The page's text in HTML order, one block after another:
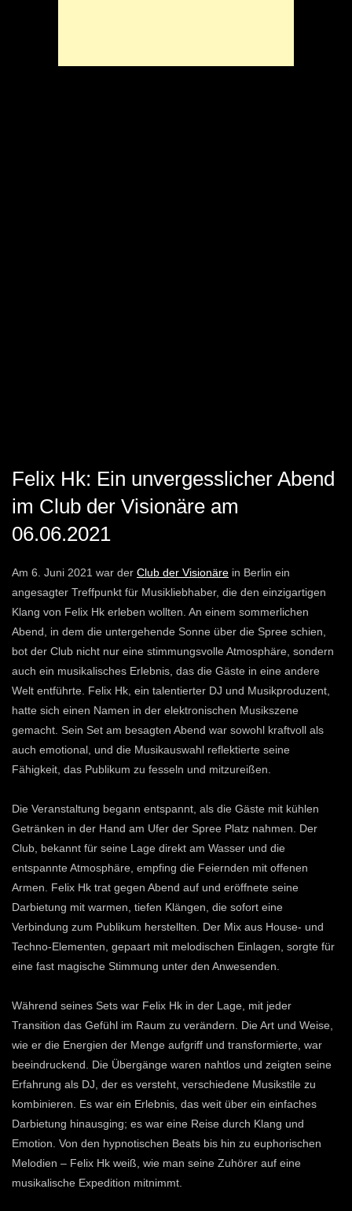
Felix Hk: Ein unvergesslicher Abend
im Club der Visionäre am
06.06.2021
Am 6. Juni 2021 war der Club der Visionäre in Berlin ein
angesagter Treffpunkt für Musikliebhaber, die den einzigartigen
Klang von Felix Hk erleben wollten. An einem sommerlichen
Abend, in dem die untergehende Sonne über die Spree schien,
bot der Club nicht nur eine stimmungsvolle Atmosphäre, sondern
auch ein musikalisches Erlebnis, das die Gäste in eine andere
Welt entführte. Felix Hk, ein talentierter DJ und Musikproduzent,
hatte sich einen Namen in der elektronischen Musikszene
gemacht. Sein Set am besagten Abend war sowohl kraftvoll als
auch emotional, und die Musikauswahl reflektierte seine
Fähigkeit, das Publikum zu fesseln und mitzureißen.
Die Veranstaltung begann entspannt, als die Gäste mit kühlen
Getränken in der Hand am Ufer der Spree Platz nahmen. Der
Club, bekannt für seine Lage direkt am Wasser und die
entspannte Atmosphäre, empfing die Feiernden mit offenen
Armen. Felix Hk trat gegen Abend auf und eröffnete seine
Darbietung mit warmen, tiefen Klängen, die sofort eine
Verbindung zum Publikum herstellten. Der Mix aus House- und
Techno-Elementen, gepaart mit melodischen Einlagen, sorgte für
eine fast magische Stimmung unter den Anwesenden.
Während seines Sets war Felix Hk in der Lage, mit jeder
Transition das Gefühl im Raum zu verändern. Die Art und Weise,
wie er die Energien der Menge aufgriff und transformierte, war
beeindruckend. Die Übergänge waren nahtlos und zeigten seine
Erfahrung als DJ, der es versteht, verschiedene Musikstile zu
kombinieren. Es war ein Erlebnis, das weit über ein einfaches
Darbietung hinausging; es war eine Reise durch Klang und
Emotion. Von den hypnotischen Beats bis hin zu euphorischen
Melodien – Felix Hk weiß, wie man seine Zuhörer auf eine
musikalische Expedition mitnimmt.